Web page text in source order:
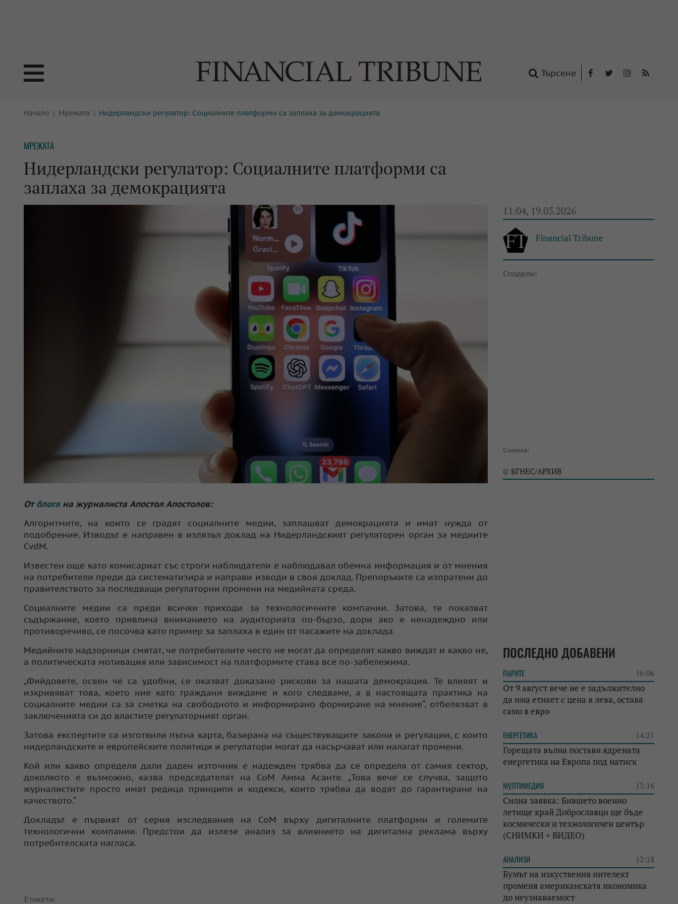
Търсене
БОРСИ
КРИПТО
БАНКИ
ПАРИТЕ
ЗАСТРАХОВАНЕ
ТЕХНОЛОГИИ
ИМОТИ
АВТОМОБИЛИ
МУЛТИМЕДИЯ
За нас
Начало Мрежата Нидерландски регулатор: Социалните платформи са заплаха за демокрацията
МРЕЖАТА
Нидерландски регулатор: Социалните платформи са
заплаха за демокрацията
11:04, 19.05.2026
Financial Tribune
Сподели:
Снимка:
© БГНЕС/АРХИВ
От блога на журналиста Апостол Апостолов:
Алгоритмите, на които се градят социалните медии, заплашват демокрацията и имат нужда от
подобрение. Изводът е направен в излязъл доклад на Нидерландският регулаторен орган за медиите
CvdM.
Известен още като комисариат със строги наблюдатели е наблюдавал обемна информация и от мнения
на потребители преди да систематизира и направи изводи в своя доклад. Препоръките са изпратени до
правителството за последващи регулаторни промени на медийната среда.
Социалните медии са преди всички приходи за технологичните компании. Затова, те показват
съдържание, което привлича вниманието на аудиторията по-бързо, дори ако е ненадеждно или
противоречиво, се посочва като пример за заплаха в един от пасажите на доклада.
Медийните надзорници смятат, че потребителите често не могат да определят какво виждат и какво не,
а политическата мотивация или зависимост на платформите става все по-забележима.
„Фийдовете, освен че са удобни, се оказват доказано рискови за нашата демокрация. Те влияят и
изкривяват това, което ние като граждани виждаме и кого следваме, а в настоящата практика на
социалните медии са за сметка на свободното и информирано формиране на мнение“, отбелязват в
заключенията си до властите регулаторният орган.
Затова експертите са изготвили пътна карта, базирана на съществуващите закони и регулации, с които
нидерландските и европейските политици и регулатори могат да насърчават или налагат промени.
Кой или какво определя дали даден източник е надежден трябва да се определя от самия сектор,
доколкото е възможно, казва председателят на CoM Амма Асанте. „Това вече се случва, защото
журналистите просто имат редица принципи и кодекси, които трябва да водят до гарантиране на
качеството.“
Докладът е първият от серия изследвания на CoM върху дигиталните платформи и големите
технологични компании. Предстои да излезе анализ за влиянието на дигитална реклама върху
потребителската нагласа.
Етикети:
ПОСЛЕДНО ДОБАВЕНИ
ПАРИТЕ 16:06
От 9 август вече не е задължително
да има етикет с цена в лева, остава
само в евро
ЕНЕРГЕТИКА 14:21
Горещата вълна постави ядрената
енергетика на Европа под натиск
МУЛТИМЕДИЯ 13:16
Силна заявка: Бившето военно
летище край Доброславци ще бъде
космически и технологичен център
(СНИМКИ + ВИДЕО)
АНАЛИЗИ 12:18
Бумът на изкуствения интелект
променя американската икономика
до неузнаваемост